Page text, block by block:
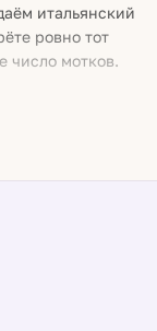
итальянский
ровно тот
число мотков.
нити вы
мериноса;